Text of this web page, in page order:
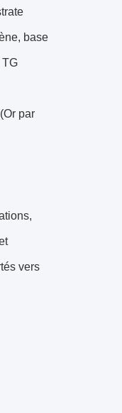
base
TG
par
vers